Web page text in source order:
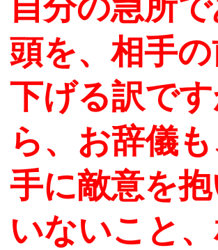
自分の急所
頭を、相手
下げる訳で
ら、お辞儀も
手に敵意を
いないこと